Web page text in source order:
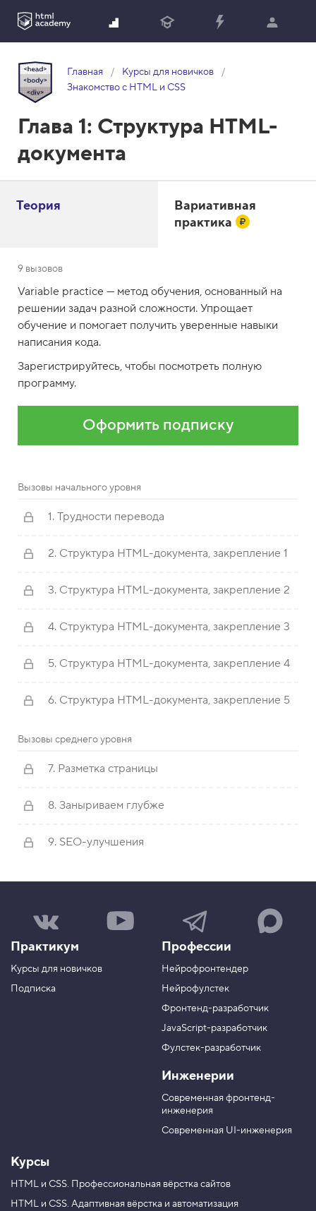
Главная
Курсы для новичков
Знакомство с HTML и CSS
Глава 1: Структура HTML-
документа
Теория
Вариативная
практика
9 вызовов
Variable practice — метод обучения, основанный на
решении задач разной сложности. Упрощает
обучение и помогает получить уверенные навыки
написания кода.
Зарегистрируйтесь, чтобы посмотреть полную
программу.
Оформить подписку
Вызовы начального уровня
1. Трудности перевода
2. Структура HTML-документа, закрепление 1
3. Структура HTML-документа, закрепление 2
4. Структура HTML-документа, закрепление 3
5. Структура HTML-документа, закрепление 4
6. Структура HTML-документа, закрепление 5
Вызовы среднего уровня
7. Разметка страницы
8. Заныриваем глубже
9. SEO-улучшения
а
а
р
у
Н
а
а
к
н
а
в
e
e
r
a
m
Н
а
ш
в
A
Практикум
Курсы для новичков
Подписка
Профессии
Нейрофронтендер
Нейрофулстек
Фронтенд-разработчик
JavaScript-разработчик
Фулстек-разработчик
Инженерии
Современная фронтенд-
инженерия
Современная UI-инженерия
Курсы
HTML и CSS. Профессиональная вёрстка сайтов
HTML и CSS. Адаптивная вёрстка и автоматизация